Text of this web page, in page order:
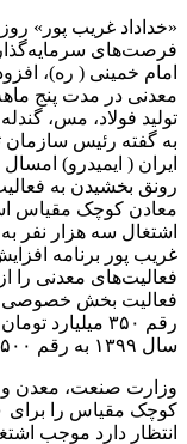
«خداداد غریب پور»
فرصت‌های
امام خمینی ( ره)،
معدنی در مدت پنج
تولید فولاد، مس،
به گفته رئیس
ایران ( ایمیدرو)
رونق بخشیدن به
اشتغال سه هزار نفر
غریب پور برنامه
فعالیت‌های معدنی را
فعالیت بخش خصوصی
رقم ۳۵۰ میلیارد تومان پیش‌بینی شده و برای
سال ۱۳۹۹ به رقم ۵۰۰ میلیارد تومان خواهد رسید.
وزارت صنعت، معدن و
انتظار دارد موجب اشتغال ۲۵ هزار